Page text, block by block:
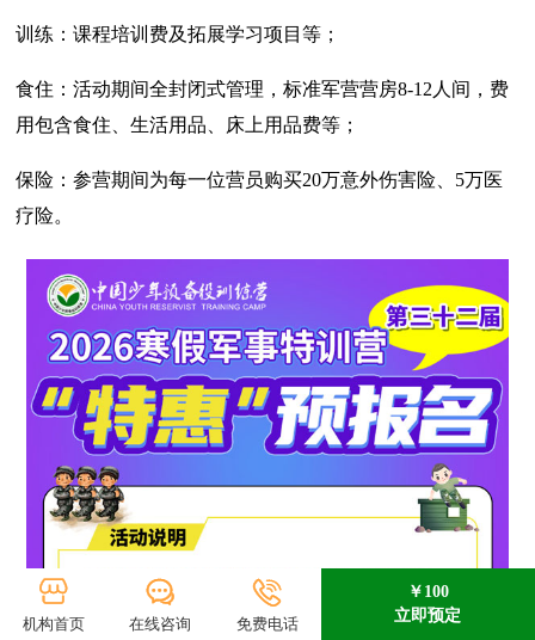
训练：课程培训费及拓展学习项目等；
食住：活动期间全封闭式管理，标准军营营房8-12人间，费
用包含食住、生活用品、床上用品费等；
保险：参营期间为每一位营员购买20万意外伤害险、5万医
疗险。
机构首页 在线咨询 免费电话
￥100
立即预定